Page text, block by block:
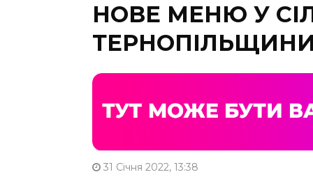
НОВЕ МЕНЮ У
ТЕРНОПІЛЬЩИНИ
31 Січня 2022, 13:38